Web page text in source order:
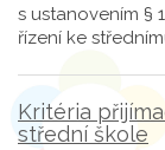
s ustanovením §
řízení ke
Kritéria
střední škole